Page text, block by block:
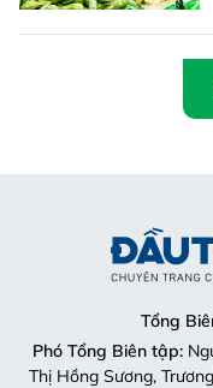
Tổng
Phó Tổng Biên tập:
Thị Hồng Sương,